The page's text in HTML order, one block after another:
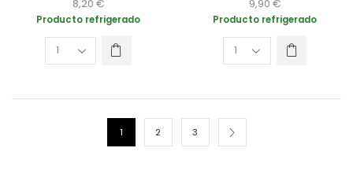
8,20 €
Producto refrigerado
9,90 €
Producto refrigerado
1 2 3